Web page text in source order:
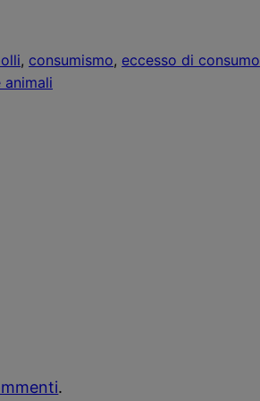
, consumismo, eccesso di consumo
animali
.